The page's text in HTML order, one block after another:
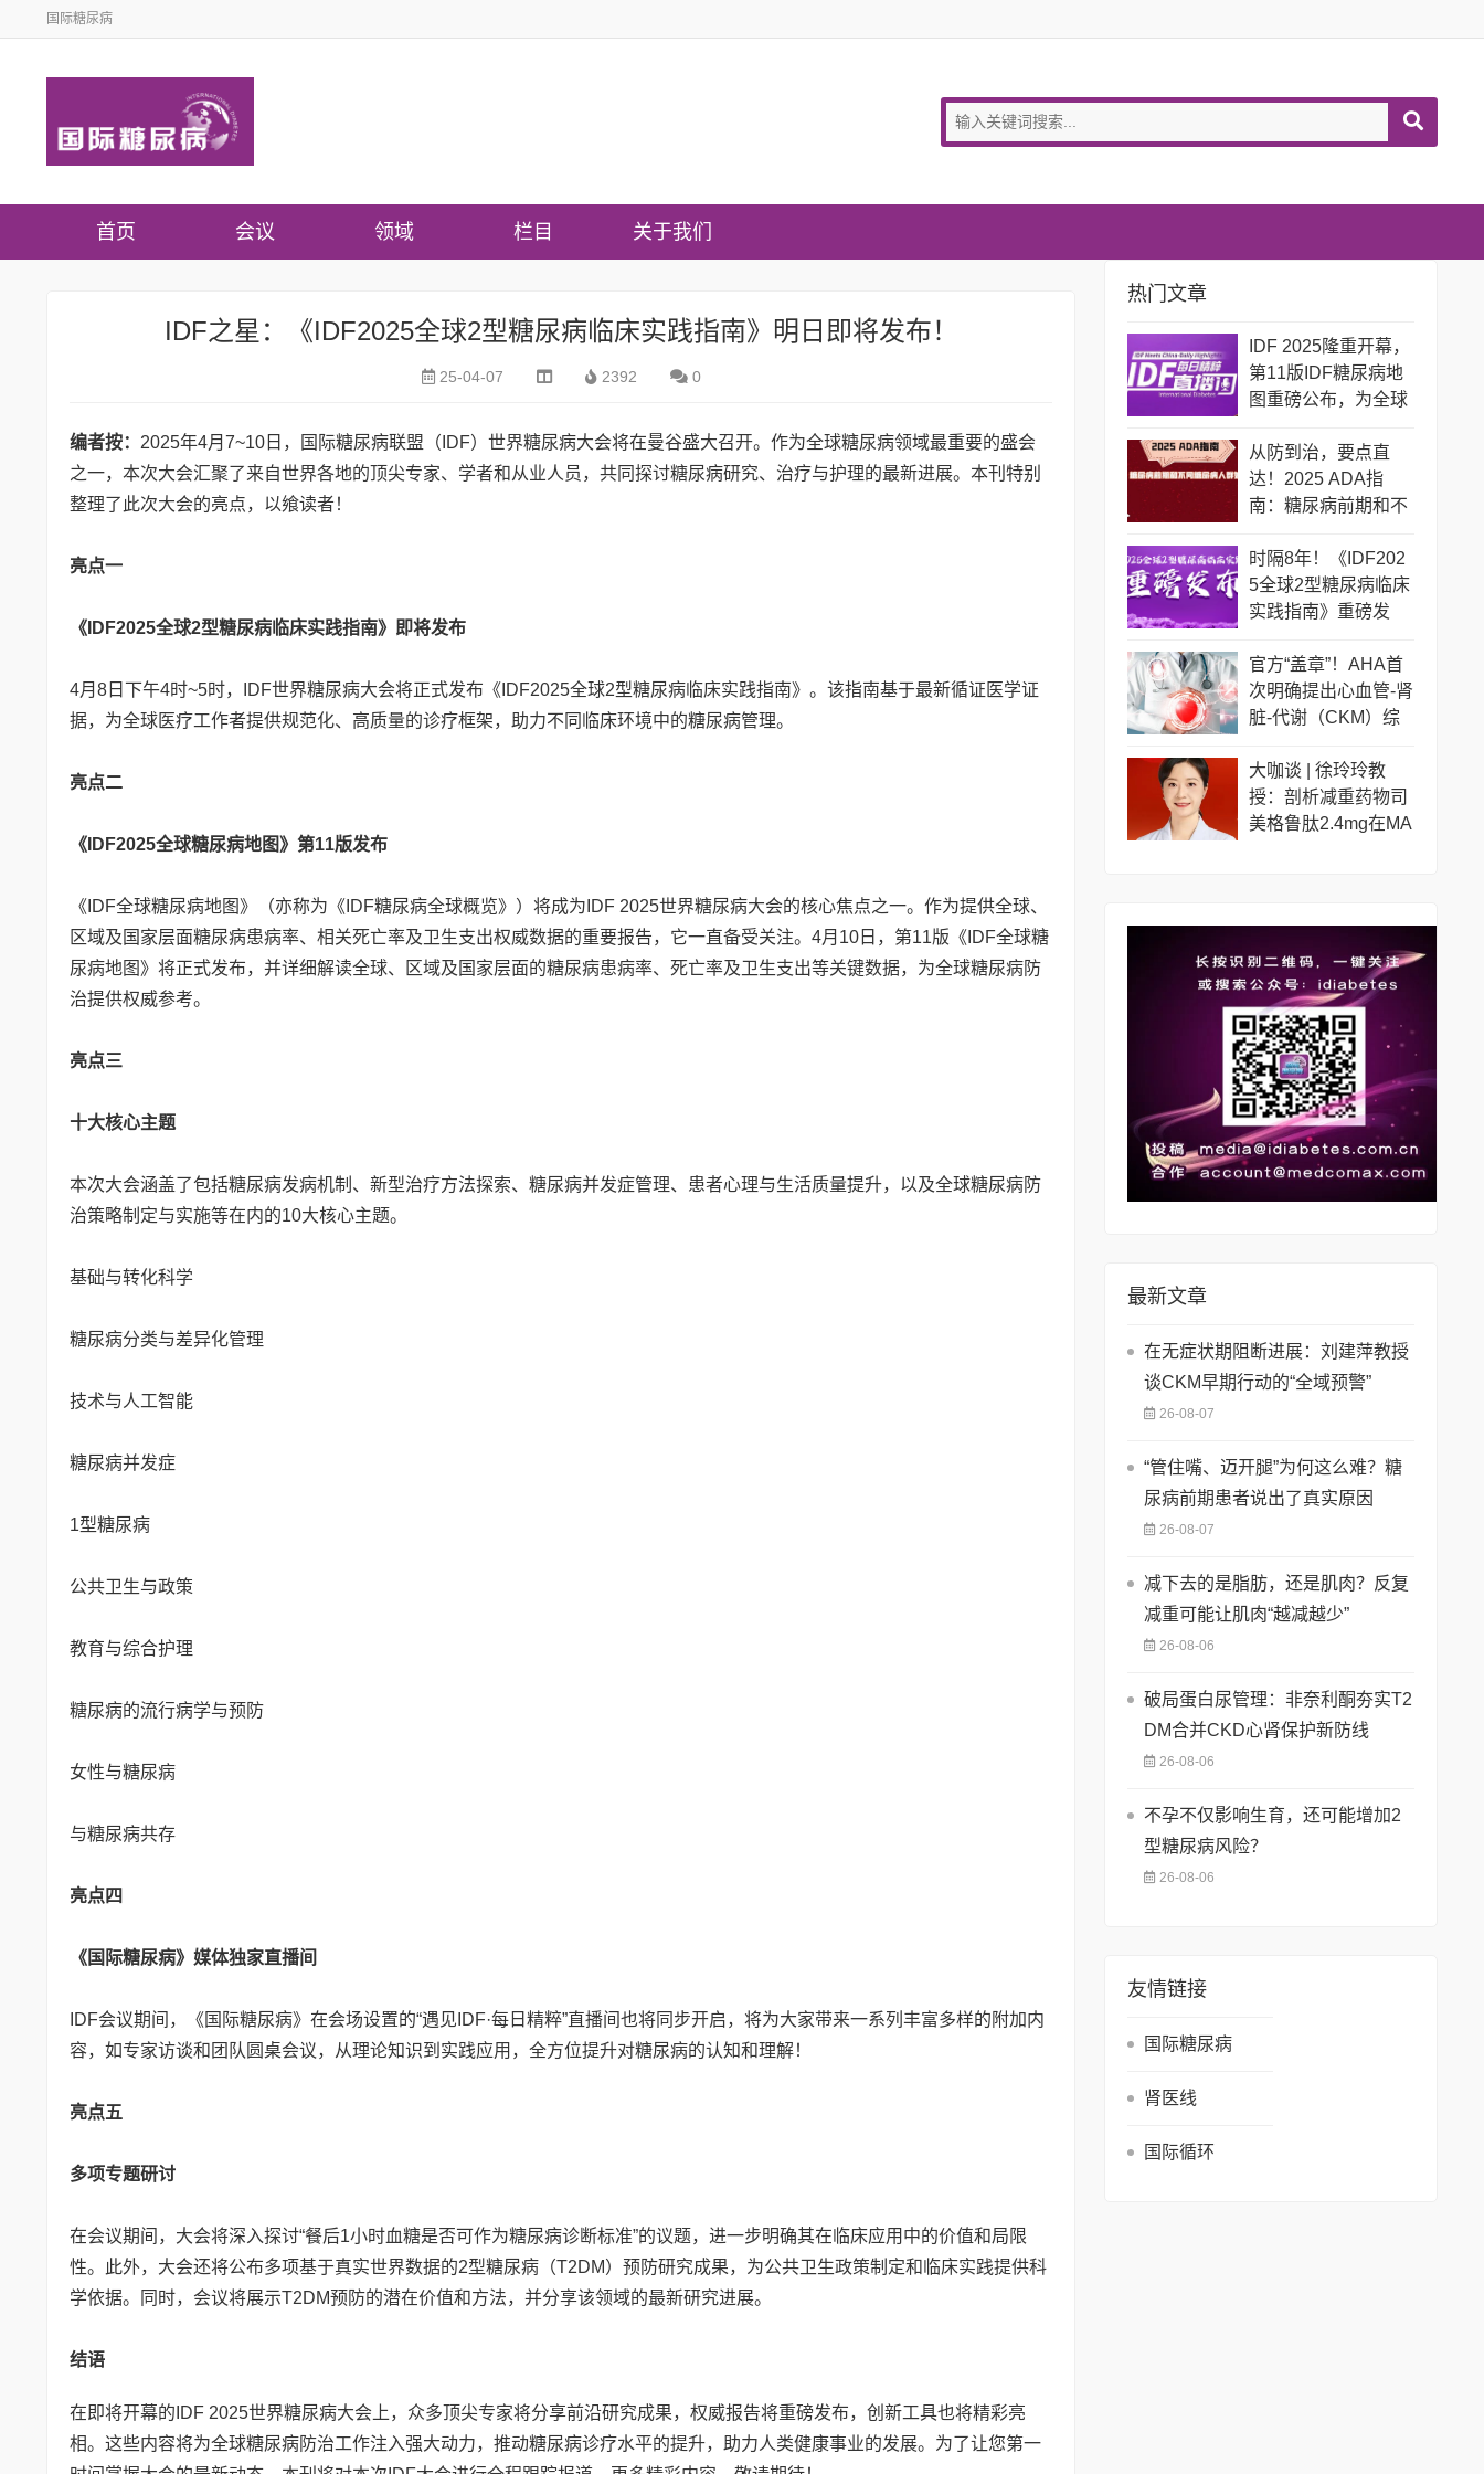
国际糖尿病
首页 会议 领域 栏目 关于我们
IDF之星：《IDF2025全球2型糖尿病临床实践指南》明日即将发布！
25-04-07 2392 0
编者按： 2025年4月7~10日，国际糖尿病联盟（IDF）世界糖尿病大会将在曼谷盛大召开。作为全球糖尿病领域最重要的盛会
之一，本次大会汇聚了来自世界各地的顶尖专家、学者和从业人员，共同探讨糖尿病研究、治疗与护理的最新进展。本刊特别
整理了此次大会的亮点，以飨读者！
亮点一
《IDF2025全球2型糖尿病临床实践指南》即将发布
4月8日下午4时~5时，IDF世界糖尿病大会将正式发布《IDF2025全球2型糖尿病临床实践指南》。该指南基于最新循证医学证
据，为全球医疗工作者提供规范化、高质量的诊疗框架，助力不同临床环境中的糖尿病管理。
亮点二
《IDF2025全球糖尿病地图》第11版发布
《IDF全球糖尿病地图》（亦称为《IDF糖尿病全球概览》）将成为IDF 2025世界糖尿病大会的核心焦点之一。作为提供全球、
区域及国家层面糖尿病患病率、相关死亡率及卫生支出权威数据的重要报告，它一直备受关注。4月10日，第11版《IDF全球糖
尿病地图》将正式发布，并详细解读全球、区域及国家层面的糖尿病患病率、死亡率及卫生支出等关键数据，为全球糖尿病防
治提供权威参考。
亮点三
十大核心主题
本次大会涵盖了包括糖尿病发病机制、新型治疗方法探索、糖尿病并发症管理、患者心理与生活质量提升，以及全球糖尿病防
治策略制定与实施等在内的10大核心主题。
基础与转化科学
糖尿病分类与差异化管理
技术与人工智能
糖尿病并发症
1型糖尿病
公共卫生与政策
教育与综合护理
糖尿病的流行病学与预防
女性与糖尿病
与糖尿病共存
亮点四
《国际糖尿病》媒体独家直播间
IDF会议期间，《国际糖尿病》在会场设置的“遇见IDF·每日精粹”直播间也将同步开启，将为大家带来一系列丰富多样的附加内
容，如专家访谈和团队圆桌会议，从理论知识到实践应用，全方位提升对糖尿病的认知和理解！
亮点五
多项专题研讨
在会议期间，大会将深入探讨“餐后1小时血糖是否可作为糖尿病诊断标准”的议题，进一步明确其在临床应用中的价值和局限
性。此外，大会还将公布多项基于真实世界数据的2型糖尿病（T2DM）预防研究成果，为公共卫生政策制定和临床实践提供科
学依据。同时，会议将展示T2DM预防的潜在价值和方法，并分享该领域的最新研究进展。
结语
在即将开幕的IDF 2025世界糖尿病大会上，众多顶尖专家将分享前沿研究成果，权威报告将重磅发布，创新工具也将精彩亮
相。这些内容将为全球糖尿病防治工作注入强大动力，推动糖尿病诊疗水平的提升，助力人类健康事业的发展。为了让您第一
热门文章
IDF 2025隆重开幕，
第11版IDF糖尿病地
图重磅公布，为全球
钟！
从防到治，要点直
达！2025 ADA指
南：糖尿病前期和不
理？
时隔8年！《IDF202
5全球2型糖尿病临床
实践指南》重磅发
官方“盖章”！AHA首
次明确提出心血管-肾
脏-代谢（CKM）综
大咖谈 | 徐玲玲教
授：剖析减重药物司
美格鲁肽2.4mg在MA
最新文章
在无症状期阻断进展：刘建萍教授
谈CKM早期行动的“全域预警”
26-08-07
“管住嘴、迈开腿”为何这么难？糖
尿病前期患者说出了真实原因
26-08-07
减下去的是脂肪，还是肌肉？反复
减重可能让肌肉“越减越少”
26-08-06
破局蛋白尿管理：非奈利酮夯实T2
DM合并CKD心肾保护新防线
26-08-06
不孕不仅影响生育，还可能增加2
型糖尿病风险？
26-08-06
友情链接
国际糖尿病
肾医线
国际循环